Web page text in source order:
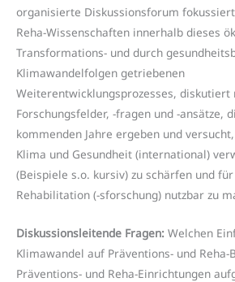
organisierte Diskussionsforum
Reha-Wissenschaften innerhalb dieses
Transformations- und durch
Klimawandelfolgen getriebenen
Weiterentwicklungsprozesses, diskutiert
Forschungsfelder, -fragen und -ansätze,
kommenden Jahre ergeben und
Klima und Gesundheit (international)
(Beispiele s.o. kursiv) zu schärfen und
Rehabilitation (-sforschung) nutzbar zu
Diskussionsleitende Fragen: Welchen
Klimawandel auf Präventions- und Reha-
Präventions- und Reha-Einrichtungen